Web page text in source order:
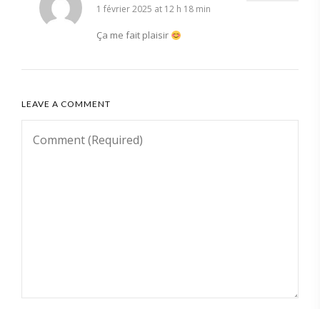
1 février 2025 at 12 h 18 min
Ça me fait plaisir
LEAVE A COMMENT